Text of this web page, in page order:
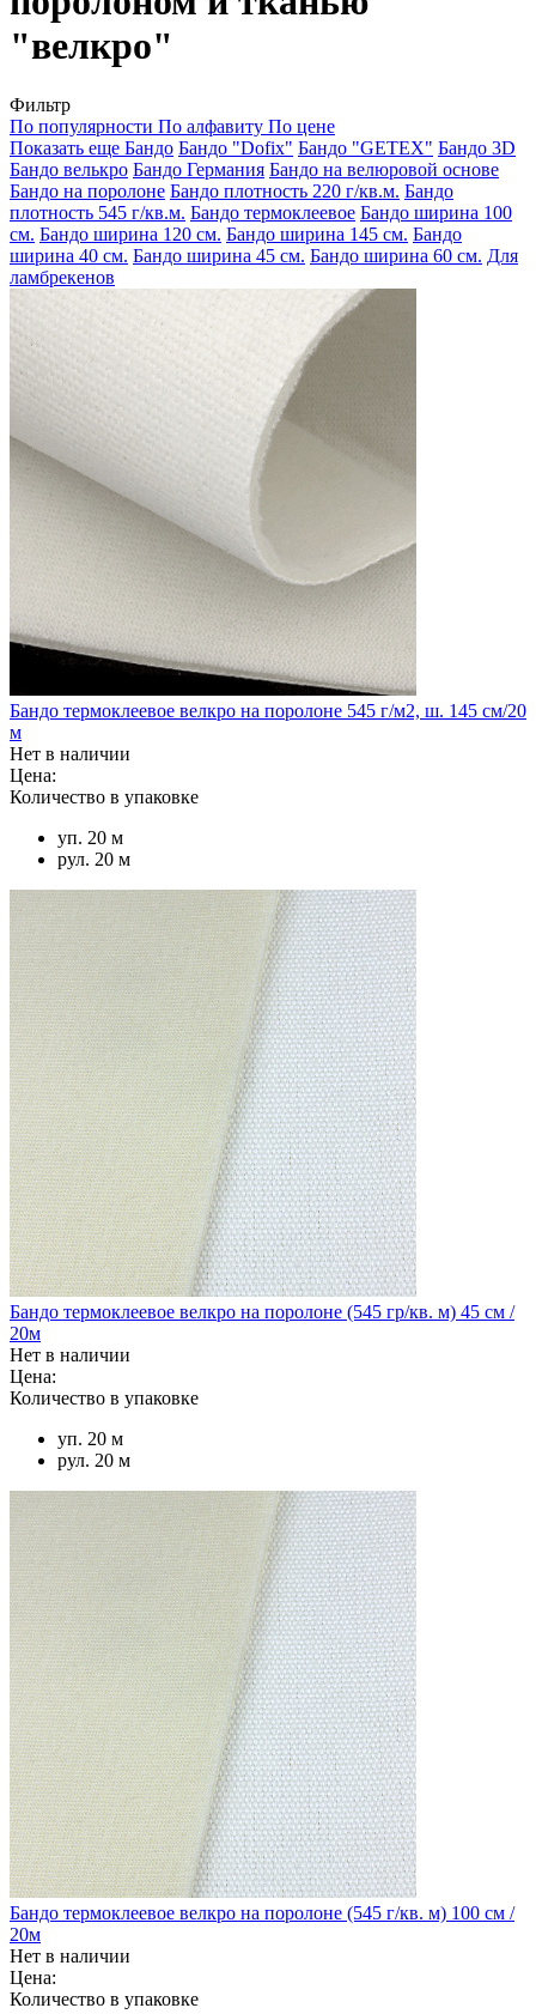
"велкро"
Фильтр
По популярности По алфавиту По цене
Показать еще Бандо Бандо "Dofix" Бандо "GETEX" Бандо 3D
Бандо велькро Бандо Германия Бандо на велюровой основе
Бандо на поролоне Бандо плотность 220 г/кв.м. Бандо
плотность 545 г/кв.м. Бандо термоклеевое Бандо ширина 100
см. Бандо ширина 120 см. Бандо ширина 145 см. Бандо
ширина 40 см. Бандо ширина 45 см. Бандо ширина 60 см. Для
ламбрекенов
Бандо термоклеевое велкро на поролоне 545 г/м2, ш. 145 см/20
м
Нет в наличии
Цена:
Количество в упаковке
уп. 20 м
рул. 20 м
Бандо термоклеевое велкро на поролоне (545 гр/кв. м) 45 см /
20м
Нет в наличии
Цена:
Количество в упаковке
уп. 20 м
рул. 20 м
Бандо термоклеевое велкро на поролоне (545 г/кв. м) 100 см /
20м
Нет в наличии
Цена:
Количество в упаковке